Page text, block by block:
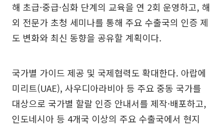
해 초급·중급·심화 단계의 교육을 연 2회 운영하고, 해
외 전문가 초청 세미나를 통해 주요 수출국의 인증 제
도 변화와 최신 동향을 공유할 계획이다.
국가별 가이드 제공 및 국제협력도 확대한다. 아랍에
미리트(UAE), 사우디아라비아 등 주요 중동 국가를
대상으로 국가별 할랄 인증 안내서를 제작·배포하고,
인도네시아 등 4개국 이상의 주요 수출국에서 현지